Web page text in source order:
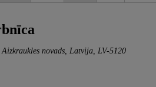
novads, Latvija, LV-5120